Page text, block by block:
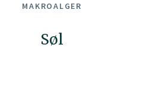
MAKROALGER
Søl